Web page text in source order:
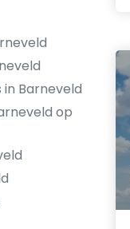
Barneveld
op